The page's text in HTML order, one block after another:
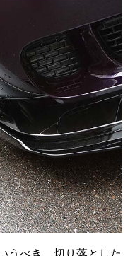
うべき、切り落とした